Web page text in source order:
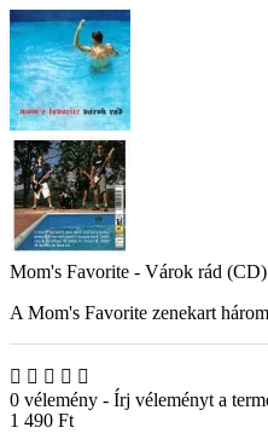
Mom's Favorite - Várok rád (CD)
A Mom's Favorite zenekart
0 vélemény - Írj véleményt a
1 490 Ft